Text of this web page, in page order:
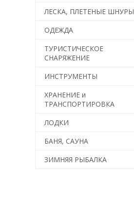
ЛЕСКА, ПЛЕТЕНЫЕ ШНУРЫ
ОДЕЖДА
ТУРИСТИЧЕСКОЕ
СНАРЯЖЕНИЕ
ИНСТРУМЕНТЫ
ХРАНЕНИЕ и
ТРАНСПОРТИРОВКА
ЛОДКИ
БАНЯ, САУНА
ЗИМНЯЯ РЫБАЛКА